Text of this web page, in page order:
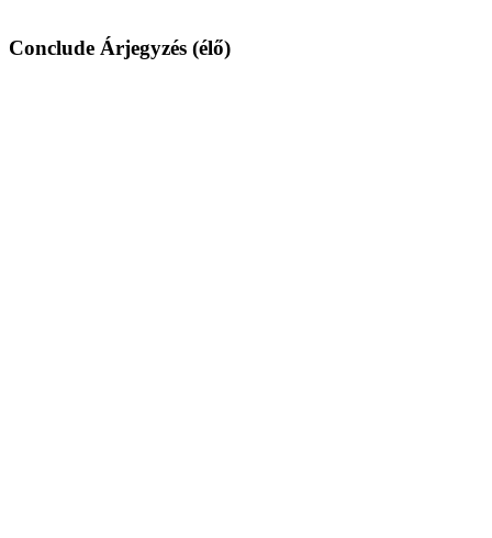
Conclude Árjegyzés (élő)